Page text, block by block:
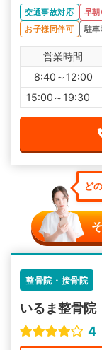
交通事故対応 早朝
お子様同伴可
駐車
営業時間
8:40～12:00
15:00～19:30
ど
整骨院・接骨院
いるま整骨院
4